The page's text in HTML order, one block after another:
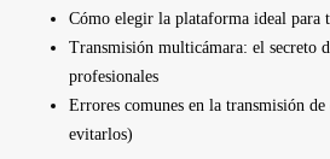
Cómo elegir la plataforma ideal para
Transmisión multicámara: el secreto
profesionales
Errores comunes en la transmisión
evitarlos)